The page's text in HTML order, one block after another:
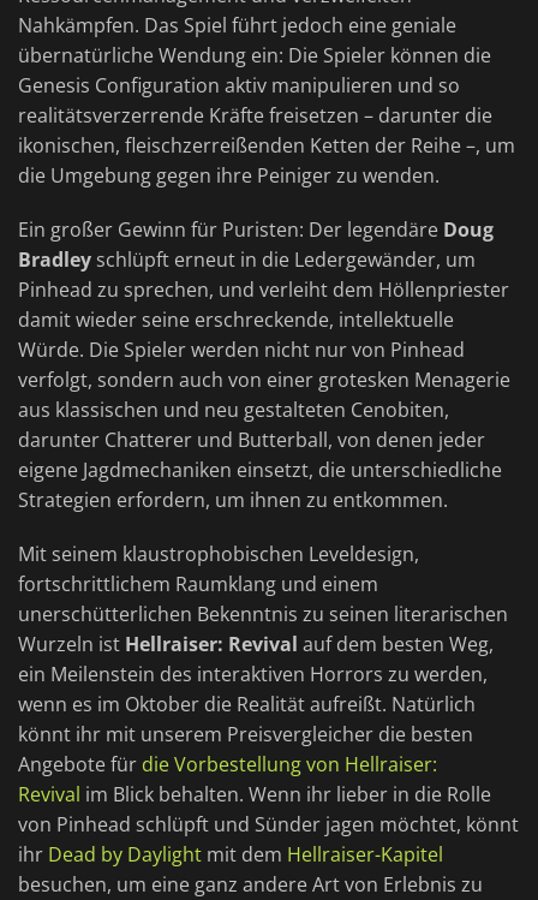
Nahkämpfen. Das Spiel führt jedoch eine geniale
übernatürliche Wendung ein: Die Spieler können die
Genesis Configuration aktiv manipulieren und so
realitätsverzerrende Kräfte freisetzen – darunter die
ikonischen, fleischzerreißenden Ketten der Reihe –, um
die Umgebung gegen ihre Peiniger zu wenden.
Ein großer Gewinn für Puristen: Der legendäre Doug
Bradley schlüpft erneut in die Ledergewänder, um
Pinhead zu sprechen, und verleiht dem Höllenpriester
damit wieder seine erschreckende, intellektuelle
Würde. Die Spieler werden nicht nur von Pinhead
verfolgt, sondern auch von einer grotesken Menagerie
aus klassischen und neu gestalteten Cenobiten,
darunter Chatterer und Butterball, von denen jeder
eigene Jagdmechaniken einsetzt, die unterschiedliche
Strategien erfordern, um ihnen zu entkommen.
Mit seinem klaustrophobischen Leveldesign,
fortschrittlichem Raumklang und einem
unerschütterlichen Bekenntnis zu seinen literarischen
Wurzeln ist Hellraiser: Revival auf dem besten Weg,
ein Meilenstein des interaktiven Horrors zu werden,
wenn es im Oktober die Realität aufreißt. Natürlich
könnt ihr mit unserem Preisvergleicher die besten
Angebote für die Vorbestellung von Hellraiser:
Revival im Blick behalten. Wenn ihr lieber in die Rolle
von Pinhead schlüpft und Sünder jagen möchtet, könnt
ihr Dead by Daylight mit dem Hellraiser-Kapitel
besuchen, um eine ganz andere Art von Erlebnis zu